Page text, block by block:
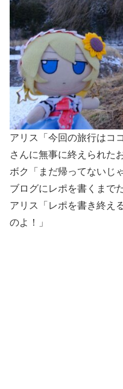
アリス「今回の旅行はコ
さんに無事に終えられた
ボク「まだ帰ってないじ
ブログにレポを書くまで
アリス「レポを書き終え
のよ！」